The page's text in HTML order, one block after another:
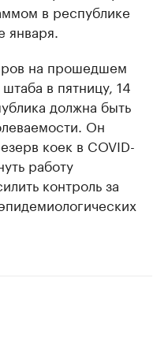
в республике
января.
на прошедшем
в пятницу, 14
должна быть
Он
коек в COVID-
работу
контроль за